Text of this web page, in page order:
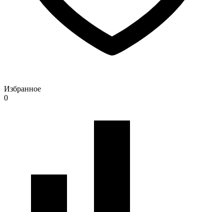
Избранное
0